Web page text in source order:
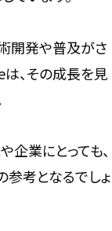
開発や普及がさ
、その成長を見
業にとっても、
考となるでしょ